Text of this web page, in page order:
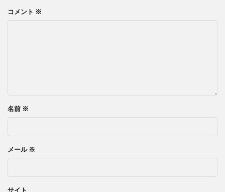
コメント ※
名前 ※
メール ※
サイト